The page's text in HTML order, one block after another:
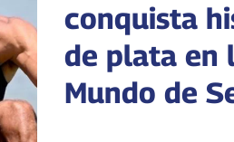
conquista
de plata en
Mundo de